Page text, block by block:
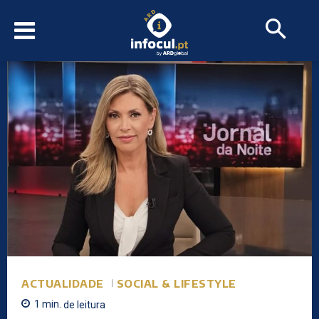
ACTUALIDADE SOCIAL & LIFESTYLE
1 min. de leitura